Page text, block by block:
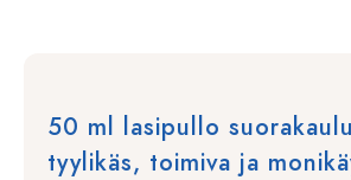
50 ml lasipullo
tyylikäs, toimiva ja